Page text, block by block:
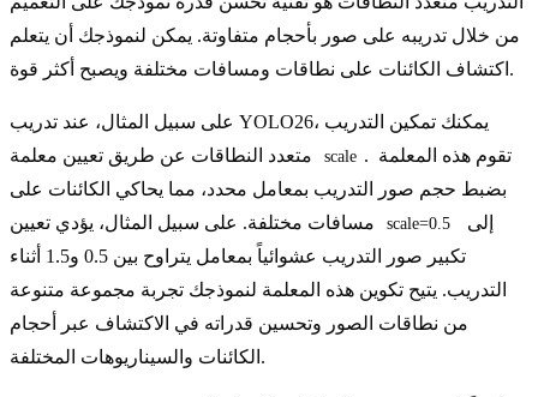
من خلال تدريبه على صور بأحجام متفاوتة. يمكن لنموذجك أن يتعلم
اكتشاف الكائنات على نطاقات ومسافات مختلفة ويصبح أكثر قوة.
على سبيل المثال، عند تدريب YOLO26، يمكنك تمكين التدريب
scale . تقوم هذه المعلمة
بضبط حجم صور التدريب بمعامل محدد، مما يحاكي الكائنات على
scale=0.5
تكبير صور التدريب عشوائياً بمعامل يتراوح بين 0.5 و1.5 أثناء
التدريب. يتيح تكوين هذه المعلمة لنموذجك تجربة مجموعة متنوعة
من نطاقات الصور وتحسين قدراته في الاكتشاف عبر أحجام
الكائنات والسيناريوهات المختلفة.